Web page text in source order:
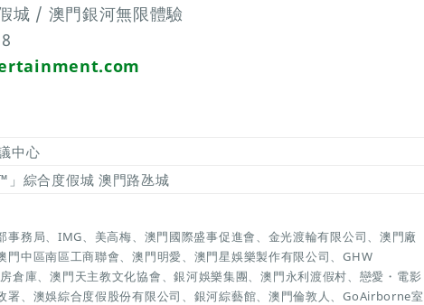
城 / 澳門銀河無限體驗
中心
™」綜合度假城 澳門路氹城
事務局、IMG、美高梅、澳門國際盛事促進會、金光渡輪有限公司、澳門廠
門中區南區工商聯會、澳門明愛、澳門星娛樂製作有限公司、GHW
庫、澳門天主教文化協會、銀河娛樂集團、澳門永利渡假村、戀愛・電影
署、澳娛綜合度假股份有限公司、銀河綜藝館、澳門倫敦人、GoAirborne室